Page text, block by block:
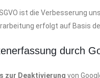
ist die Verbesserung
erfolgt auf Basis
durch
zur Deaktivierung von